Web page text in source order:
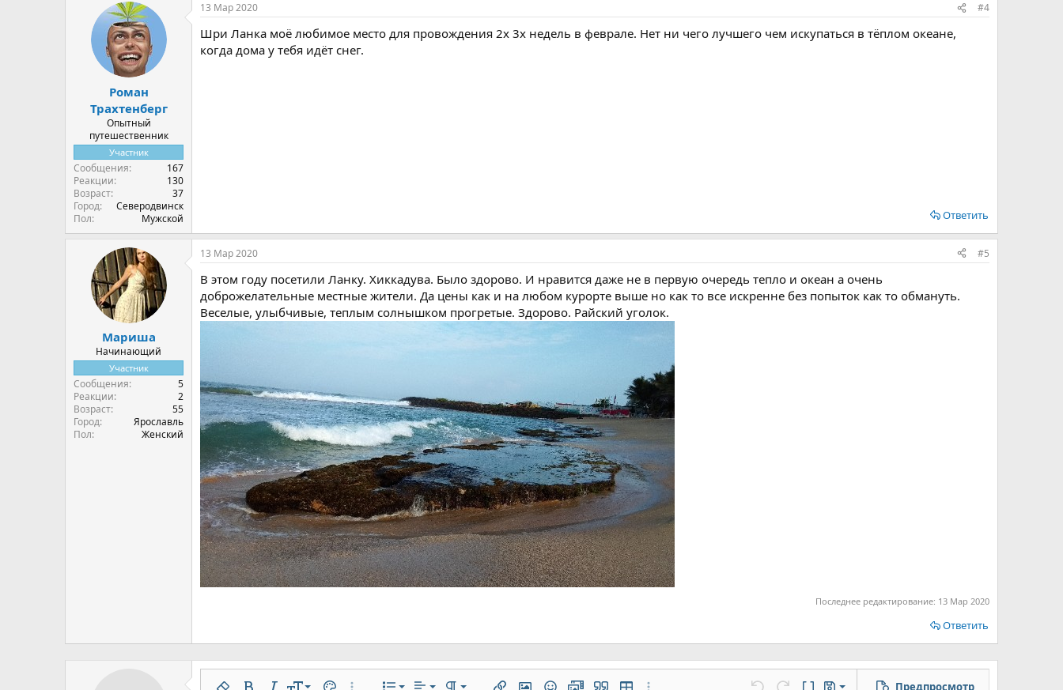
Роман
Трахтенберг
Опытный
путешественник
Участник
Сообщения
167
Реакции
130
Возраст
37
Город
Северодвинск
Пол
Мужской
13 Мар 2020 #4
Шри Ланка моё любимое место для провождения 2х 3х недель в феврале. Нет ни чего лучшего чем искупаться в тёплом океане,
когда дома у тебя идёт снег.
Ответить
Мариша
Начинающий
Участник
Сообщения
5
Реакции
2
Возраст
55
Город
Ярославль
Пол
Женский
13 Мар 2020 #5
В этом году посетили Ланку. Хиккадува. Было здорово. И нравится даже не в первую очередь тепло и океан а очень
доброжелательные местные жители. Да цены как и на любом курорте выше но как то все искренне без попыток как то обмануть.
Веселые, улыбчивые, теплым солнышком прогретые. Здорово. Райский уголок.
Последнее редактирование: 13 Мар 2020
Ответить
Предпросмотр